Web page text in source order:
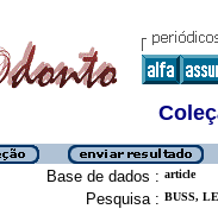
Base de dados : article
Pesquisa : BUSS,